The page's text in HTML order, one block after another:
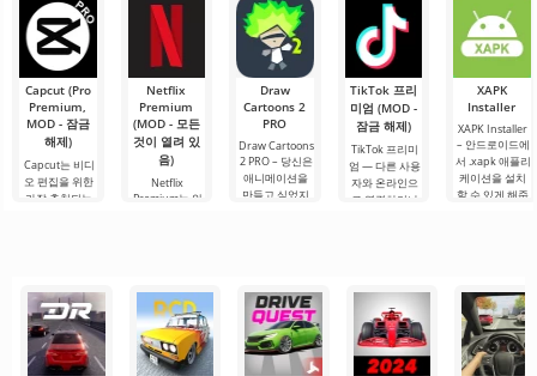
연속입니다. 2D
레이싱 형식으
로 새 임무를 넘
겨야 하는 레벨
을 진행합니다.
과 다른 자체 스
토리가 있습니
다. 세 명의 사용
가능한 캐릭터
토바이를 조종
하여 긴 트랙을
빠른 속도로 이
동하게 됩니다.
날린과 무한한
재미를 추구하
는 팬들을 위한
진정한 레이싱
혁명입니다. 이
게임은 미친 속
도,
게임입니다. 이
게임은 현실적
인 자동차 충돌
호작용을 제공
합니다.
Capcut (Pro
Premium,
MOD - 잠금
해제)
Capcut는 비디
오 편집을 위한
가장 추천되는
장합니다. 많은
사용자에게 무
료 버전은 모든
편집 요구를
Netflix
Premium
(MOD - 모든
것이 열려 있
음)
Netflix
Premium는 안
있는 서비스 중
하나입니다. 이
곳에는 최신 미
디어 제품뿐만
아니라
Draw
Cartoons 2
PRO
Draw Cartoons
2 PRO – 당신은
애니메이션을
만들고 싶었지
에 달려 있습니
다. 복잡한
TikTok 프리
미엄 (MOD -
잠금 해제)
TikTok 프리미
엄 — 다른 사용
자와 온라인으
로 연결하거나
루를 시작하거
나 힘든 하루를.
XAPK
Installer
XAPK Installer
– 안드로이드에
서 .xapk 애플리
케이션을 설치
할 수 있게 해줍
시작할 수